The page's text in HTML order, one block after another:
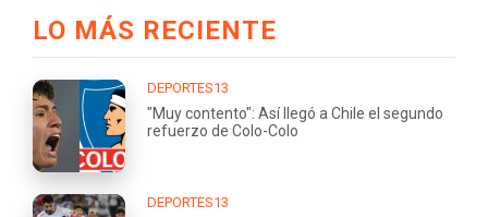
LO MÁS RECIENTE
DEPORTES13
"Muy contento": Así llegó a Chile el segundo
refuerzo de Colo-Colo
DEPORTES13